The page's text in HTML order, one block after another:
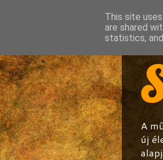
A
új
This site
are shared
statistics,